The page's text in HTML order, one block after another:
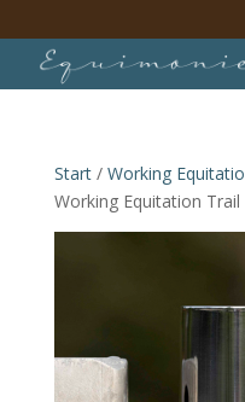
Start/ Working
Working Equitation Trail